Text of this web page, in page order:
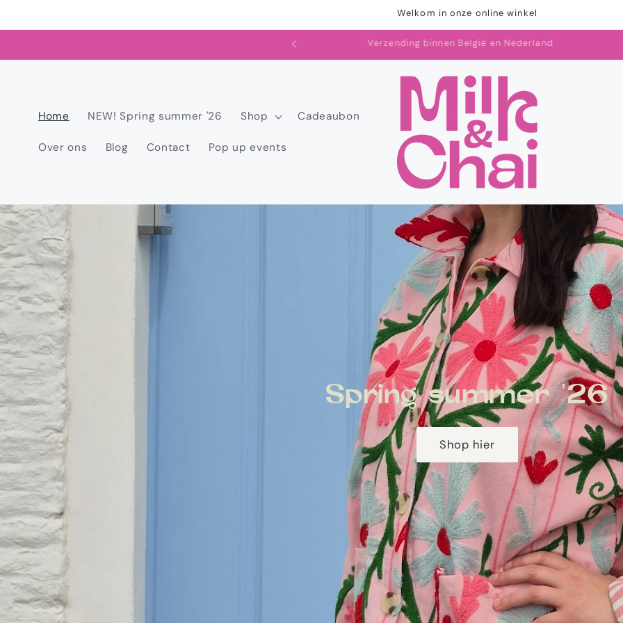
content
Welkom in onze online winkel
Verzending binnen België en Nederland
Home NEW! Spring summer '26 Shop Cadeaubon
Over ons Blog Contact Pop up events
Spring summer '26
Shop hier